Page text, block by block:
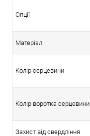
Опції
Матеріал
Колір серцевини
Колір воротка серцевини
Захист від свердління